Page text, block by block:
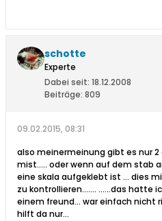
schotte
Experte
Dabei seit: 18.12.2008
Beiträge: 809
09.02.2015, 08:31
also meinermeinung gibt es nur 2
mist..... oder wenn auf dem stab
eine skala aufgeklebt ist ... dies
zu kontrollieren....... ......das hatte
einem freund... war einfach nicht
hilft da nur...